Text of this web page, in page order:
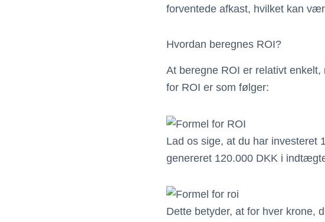
forventede afkast, hvilket kan
Hvordan beregnes ROI?
At beregne ROI er relativt
for ROI er som følger:
Lad os sige, at du har investeret
genereret 120.000 DKK i
Dette betyder, at for hver krone,